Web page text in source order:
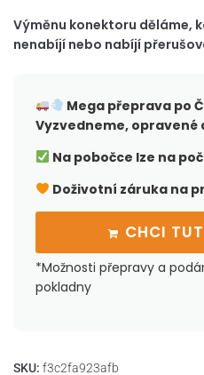
Výměnu konektoru děláme,
nenabíjí nebo nabíjí
Mega přeprava po
Vyzvedneme, opravené
Na pobočce lze na
Doživotní záruka na
CHCI
*Možnosti přepravy a
pokladny
SKU: f3c2fa923afb